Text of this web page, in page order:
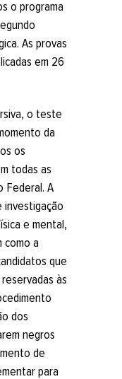
o programa
As provas
em 26
o teste
da
os
todas as
Federal. A
investigação
e mental,
como a
que
às
dos
negros
de
para